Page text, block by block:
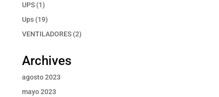
UPS 11
producto
Ups 1919
productos
VENTILADORES 22
Archives
agosto 2023
mayo 2023